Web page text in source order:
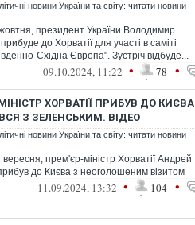
новини України та світу: читати новини
президент України Володимир
до Хорватії для участі в саміті
Східна Європа". Зустріч відбуде...
09.10.2024, 11:22 • 78 •
ХОРВАТІЇ ПРИБУВ ДО КИЄВА
З ЗЕЛЕНСЬКИМ. ВІДЕО
новини України та світу: читати новини
прем'єр-міністр Хорватії Андрей
до Києва з неоголошеним візитом
11.09.2024, 13:32 • 104 •